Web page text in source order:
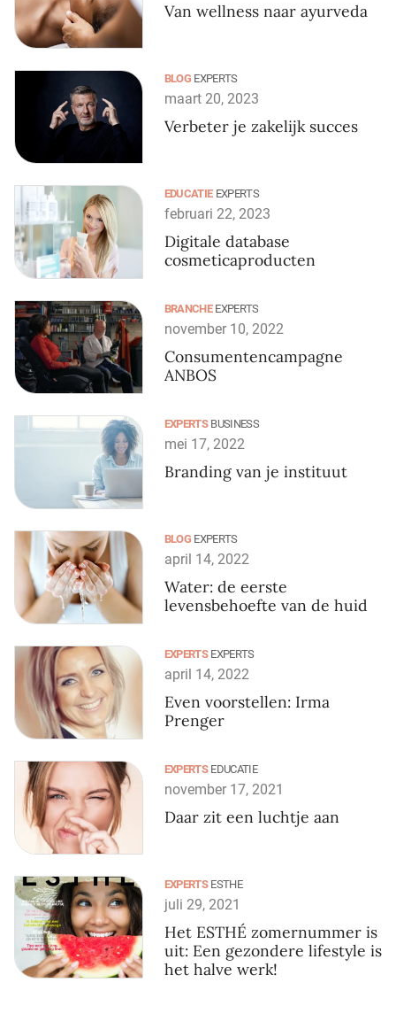
Van wellness naar ayurveda
BLOG EXPERTS
maart 20, 2023
Verbeter je zakelijk succes
EDUCATIE EXPERTS
februari 22, 2023
Digitale database
cosmeticaproducten
BRANCHE EXPERTS
november 10, 2022
Consumentencampagne
ANBOS
EXPERTS BUSINESS
mei 17, 2022
Branding van je instituut
BLOG EXPERTS
april 14, 2022
Water: de eerste
levensbehoefte van de huid
EXPERTS EXPERTS
april 14, 2022
Even voorstellen: Irma
Prenger
EXPERTS EDUCATIE
november 17, 2021
Daar zit een luchtje aan
EXPERTS ESTHE
juli 29, 2021
Het ESTHÉ zomernummer is
uit: Een gezondere lifestyle is
het halve werk!